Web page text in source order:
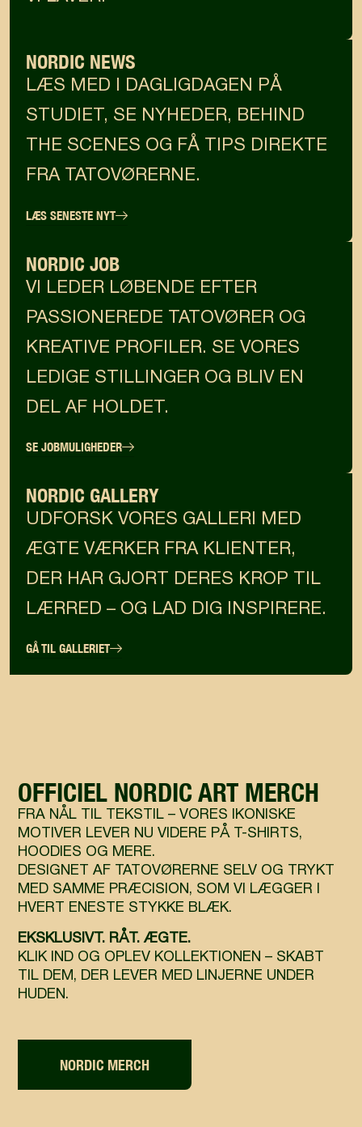
NORDIC NEWS
LÆS MED I DAGLIGDAGEN PÅ
STUDIET, SE NYHEDER, BEHIND
THE SCENES OG FÅ TIPS DIREKTE
FRA TATOVØRERNE.
LÆS SENESTE NYT
NORDIC JOB
VI LEDER LØBENDE EFTER
PASSIONEREDE TATOVØRER OG
KREATIVE PROFILER. SE VORES
LEDIGE STILLINGER OG BLIV EN
DEL AF HOLDET.
SE JOBMULIGHEDER
NORDIC GALLERY
UDFORSK VORES GALLERI MED
ÆGTE VÆRKER FRA KLIENTER,
DER HAR GJORT DERES KROP TIL
LÆRRED – OG LAD DIG INSPIRERE.
GÅ TIL GALLERIET
OFFICIEL NORDIC ART MERCH
FRA NÅL TIL TEKSTIL – VORES IKONISKE
MOTIVER LEVER NU VIDERE PÅ T-SHIRTS,
HOODIES OG MERE.
DESIGNET AF TATOVØRERNE SELV OG TRYKT
MED SAMME PRÆCISION, SOM VI LÆGGER I
HVERT ENESTE STYKKE BLÆK.
EKSKLUSIVT. RÅT. ÆGTE.
KLIK IND OG OPLEV KOLLEKTIONEN – SKABT
TIL DEM, DER LEVER MED LINJERNE UNDER
HUDEN.
NORDIC MERCH